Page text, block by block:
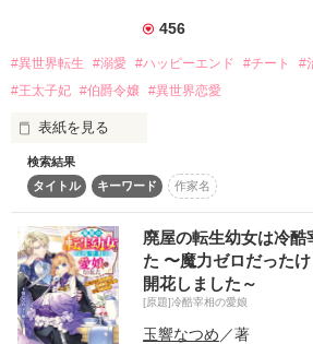
ァンヌは、エルランドと共にベロテニア
――。
※表紙イラストはタイトルから「お絵描
作成してもらいました。
作品を読む
456
#異世界転生 #溺愛 #ハッピーエンド #チート #
#王太子妃 #伯爵令嬢 #異世界恋愛
表紙を見る
治癒チートを持つ転生令嬢　×　腹黒王太
ただのお世話係だと思っていたらまさか
＊＊＊
(ヒロインside)
検索結果
タイトル
キーワード 作家名
廃屋の転生幼女は冷
た 〜魔力ゼロだった
開花しました～
[原題]冷酷宰相の愛娘
玉響なつめ ／著